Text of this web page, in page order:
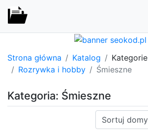
Strona główna Katalog
Kategorie
Rozrywka i hobby
Śmieszne
Kategoria: Śmieszne
Sortuj: